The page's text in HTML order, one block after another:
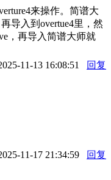
来操作。简谱大
导入到overtue4里，然
，再导入简谱大师就
11-13 16:08:51
回复
11-17 21:34:59
回复